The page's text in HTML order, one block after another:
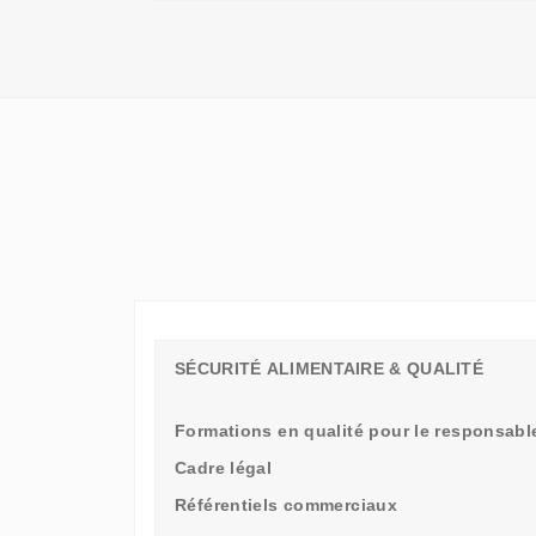
SÉCURITÉ ALIMENTAIRE & QUALITÉ
Formations en qualité pour le
Cadre légal
Référentiels commerciaux